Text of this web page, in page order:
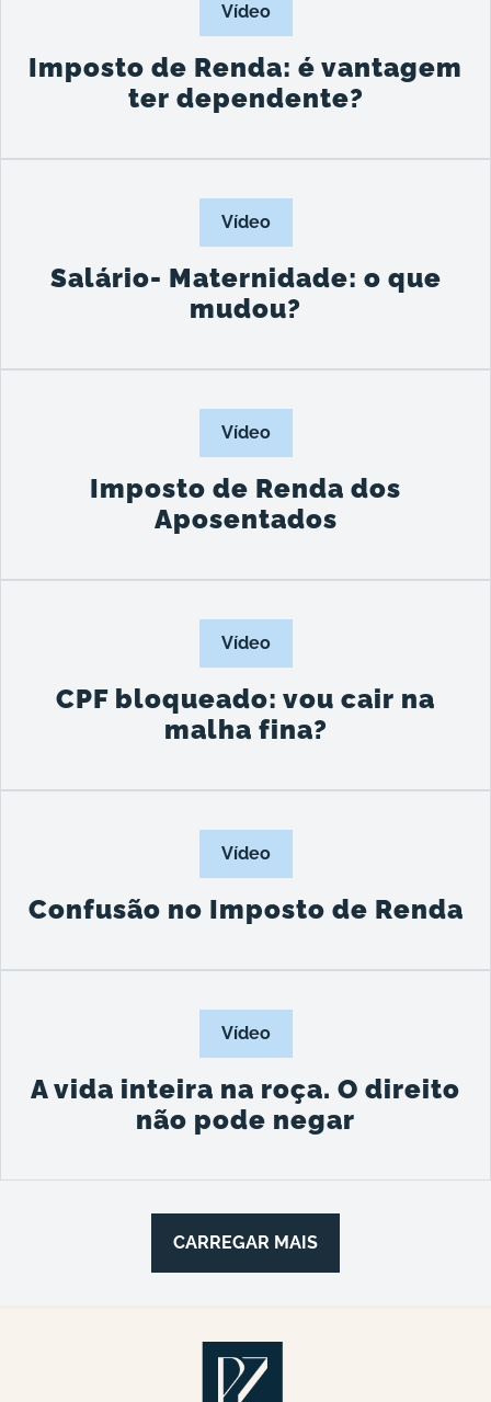
Vídeo
Imposto de Renda: é vantagem
ter dependente?
Vídeo
Salário- Maternidade: o que
mudou?
Vídeo
Imposto de Renda dos
Aposentados
Vídeo
CPF bloqueado: vou cair na
malha fina?
Vídeo
Confusão no Imposto de Renda
Vídeo
A vida inteira na roça. O direito
não pode negar
CARREGAR MAIS